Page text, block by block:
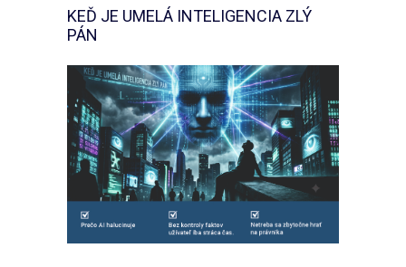
KEĎ JE UMELÁ INTELIGENCIA ZLÝ
PÁN